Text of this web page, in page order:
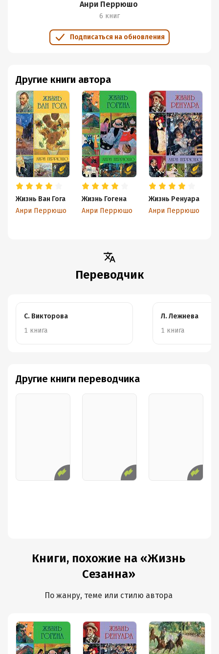
Анри Перрюшо
6 книг
Подписаться на обновления
Другие книги автора
Жизнь Ван Гога
Анри Перрюшо
Жизнь Гогена
Анри Перрюшо
Жизнь Ренуара
Анри Перрюшо
Переводчик
С. Викторова
1 книга
Л. Лежнева
1 книга
Другие книги переводчика
Книги, похожие на «Жизнь
Сезанна»
По жанру, теме или стилю автора